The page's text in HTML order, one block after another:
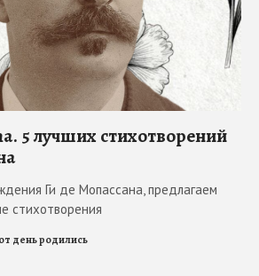
5 лучших стихотворений
Ги де Мопассана, предлагаем
стихотворения
день родились